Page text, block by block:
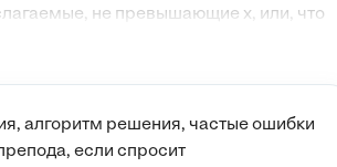
не превышающие x , или, что
P_nобычно относится к числу
алгоритм решения, частые ошибки
если спросит